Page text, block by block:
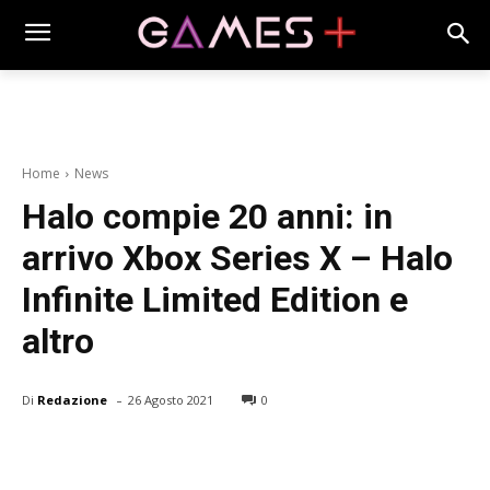
Home News
Halo compie 20 anni: in
arrivo Xbox Series X – Halo
Infinite Limited Edition e
altro
Di Redazione - 26 Agosto 2021 0